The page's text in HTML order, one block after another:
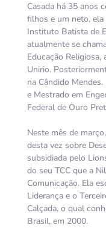
Casada há 35 anos
filhos e um neto,
Instituto Batista de
atualmente se
Educação
Unirio.
na Cândido
e Mestrado em
Federal de Ouro
Neste mês de
desta vez sobre
subsidiada pelo
do seu TCC que a
Comunicação. Ela
Liderança e o
Calçada, o qual
Brasil, em 2000.